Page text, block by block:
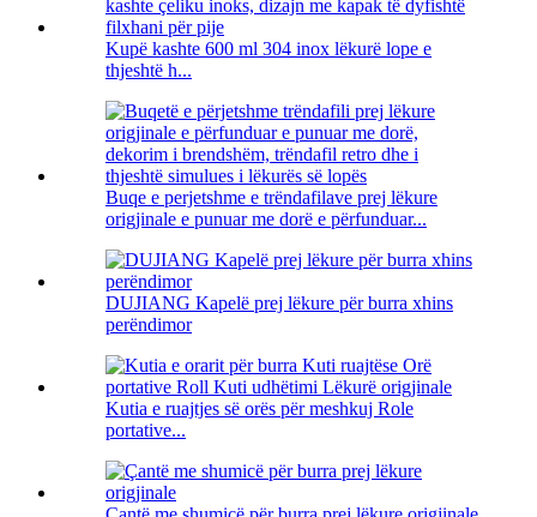
Kupë kashte 600 ml 304 inox lëkurë lope e
thjeshtë h...
Buqe e perjetshme e trëndafilave prej lëkure
origjinale e punuar me dorë e përfunduar...
DUJIANG Kapelë prej lëkure për burra xhins
perëndimor
Kutia e ruajtjes së orës për meshkuj Role
portative...